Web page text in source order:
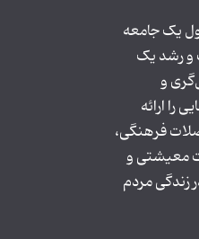
یک جامعه
و رشد یک
و
را ارائه
فرهنگی،
معیشتی و
مردم